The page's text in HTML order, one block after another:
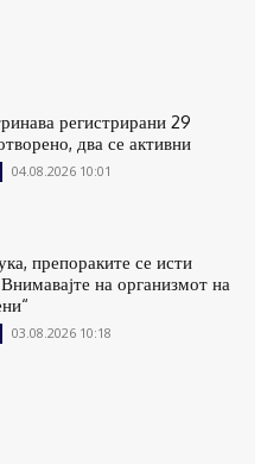
регистрирани 29
два се активни
04.08.2026 10:01
препораките се исти
на организмот на
03.08.2026 10:18